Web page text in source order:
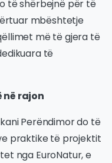
të shërbejnë për të
mbështetje
më të gjera të
të
në rajon
Perëndimor do të
praktike të projektit
nga EuroNatur, e